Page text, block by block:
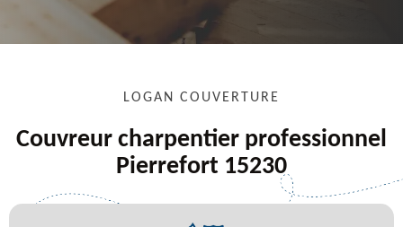
LOGAN COUVERTURE
Couvreur charpentier professionnel
Pierrefort 15230